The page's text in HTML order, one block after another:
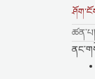
ཚན་པ།